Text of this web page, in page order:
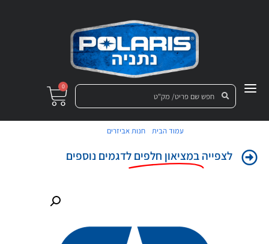
0
עמוד הבית חנות אביזרים
לצפייהבמציאון חלפים לדגמים נוספים